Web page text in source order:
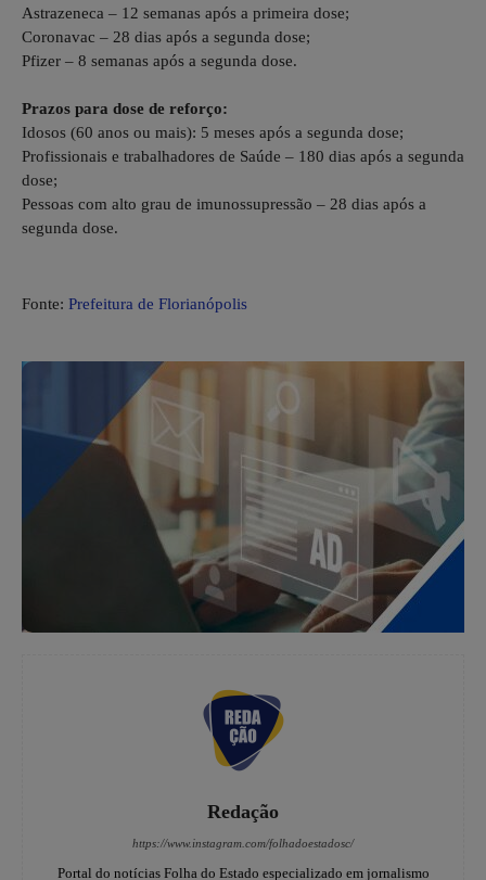
Astrazeneca – 12 semanas após a primeira dose;
Coronavac – 28 dias após a segunda dose;
Pfizer – 8 semanas após a segunda dose.
Prazos para dose de reforço:
Idosos (60 anos ou mais): 5 meses após a segunda dose;
Profissionais e trabalhadores de Saúde – 180 dias após a segunda
dose;
Pessoas com alto grau de imunossupressão – 28 dias após a
segunda dose.
Fonte: Prefeitura de Florianópolis
Redação
https://www.instagram.com/folhadoestadosc/
Portal do notícias Folha do Estado especializado em jornalismo